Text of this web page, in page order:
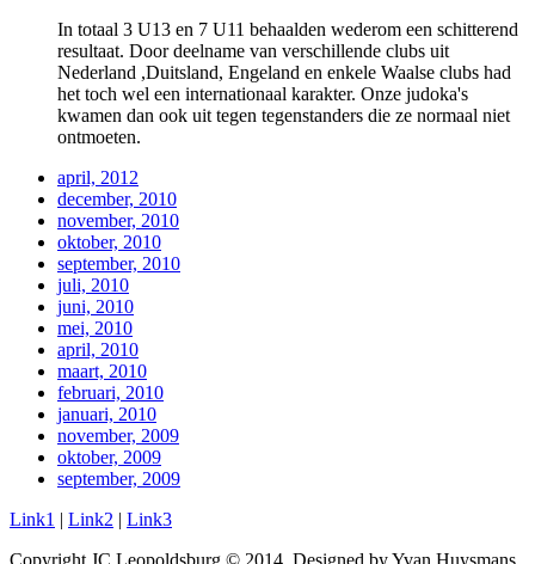
In totaal 3 U13 en 7 U11 behaalden wederom een schitterend
resultaat. Door deelname van verschillende clubs uit
Nederland ,Duitsland, Engeland en enkele Waalse clubs had
het toch wel een internationaal karakter. Onze judoka's
kwamen dan ook uit tegen tegenstanders die ze normaal niet
ontmoeten.
april, 2012
december, 2010
november, 2010
oktober, 2010
september, 2010
juli, 2010
juni, 2010
mei, 2010
april, 2010
maart, 2010
februari, 2010
januari, 2010
november, 2009
oktober, 2009
september, 2009
Link1 | Link2 | Link3
Copyright JC Leopoldsburg © 2014. Designed by Yvan Huysmans.